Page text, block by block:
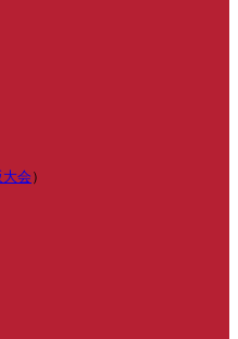
大会 ）